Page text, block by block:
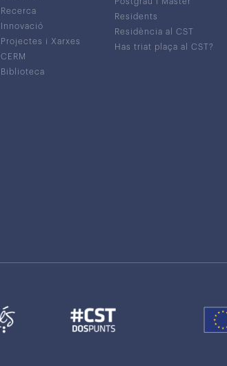
Recerca
Innovació
Projectes i Xarxes
CERM
Biblioteca
Postgrau i Màster
Residents
Residència al CST
Has triat plaça al CST?